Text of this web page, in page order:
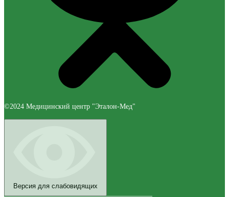
©2024 Медицинский центр "Эталон-Мед"
Версия для слабовидящих